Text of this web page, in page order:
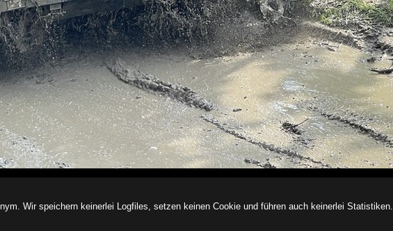
Wir speichern keinerlei Logfiles, setzen keinen Cookie und führen auch keinerlei Statistiken.